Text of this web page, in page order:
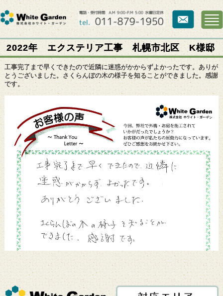
2022年 エクステリア工事 札幌市北区 K様邸
工事完了まで早くできたので近隣に迷惑がかからずよかったです。ありが
とうございました。さくらんぼの木の様子を知ることができました。感謝
です。